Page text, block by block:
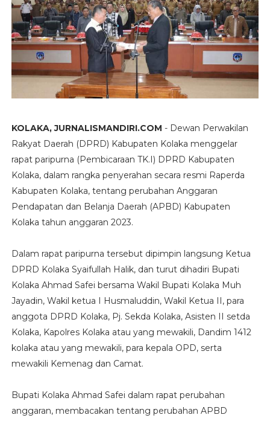
KOLAKA, JURNALISMANDIRI.COM - Dewan Perwakilan
Rakyat Daerah (DPRD) Kabupaten Kolaka menggelar
rapat paripurna (Pembicaraan TK.I) DPRD Kabupaten
Kolaka, dalam rangka penyerahan secara resmi Raperda
Kabupaten Kolaka, tentang perubahan Anggaran
Pendapatan dan Belanja Daerah (APBD) Kabupaten
Kolaka tahun anggaran 2023.
Dalam rapat paripurna tersebut dipimpin langsung Ketua
DPRD Kolaka Syaifullah Halik, dan turut dihadiri Bupati
Kolaka Ahmad Safei bersama Wakil Bupati Kolaka Muh
Jayadin, Wakil ketua I Husmaluddin, Wakil Ketua II, para
anggota DPRD Kolaka, Pj. Sekda Kolaka, Asisten II setda
Kolaka, Kapolres Kolaka atau yang mewakili, Dandim 1412
kolaka atau yang mewakili, para kepala OPD, serta
mewakili Kemenag dan Camat.
Bupati Kolaka Ahmad Safei dalam rapat perubahan
anggaran, membacakan tentang perubahan APBD